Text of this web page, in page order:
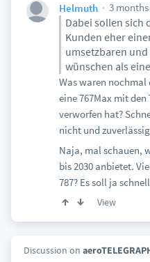
Helmuth 3
Dabei sollen sich
Kunden eher
umsetzbaren
wünschen als
Was waren nochmal
eine 767Max mit den
verworfen hat?
nicht und
Naja, mal schauen,
bis 2030 anbietet.
787? Es soll ja
View
Discussion on